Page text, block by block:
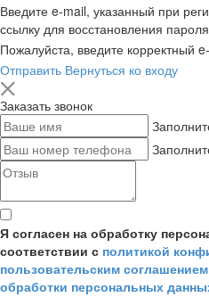
Введите e-mail, указанный при
ссылку для восстановления
Пожалуйста, введите корректный
Отправить Вернуться ко входу
Заказать звонок
Я согласен на обработку
соответствии с политикой
пользовательским соглашением
обработки персональных